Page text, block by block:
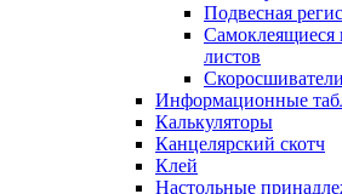
Подвесная
Самоклеящиеся
листов
Скоросшиватели
Информационные
Калькуляторы
Канцелярский скотч
Клей
Настольные